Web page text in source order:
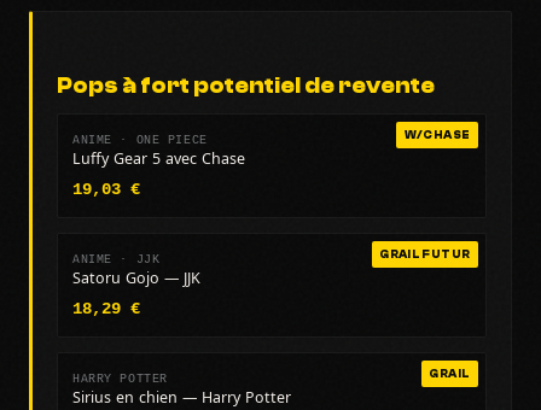
Pops à fort potentiel de revente
W/CHASE
ANIME · ONE PIECE
Luffy Gear 5 avec Chase
19,03 €
GRAIL FUTUR
ANIME · JJK
Satoru Gojo — JJK
18,29 €
GRAIL
HARRY POTTER
Sirius en chien — Harry Potter